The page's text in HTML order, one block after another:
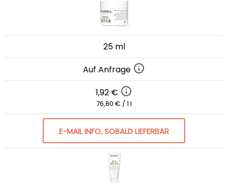
25 ml
Auf Anfrage
1,92 €
76,80 € / 1 l
E-MAIL INFO, SOBALD LIEFERBAR